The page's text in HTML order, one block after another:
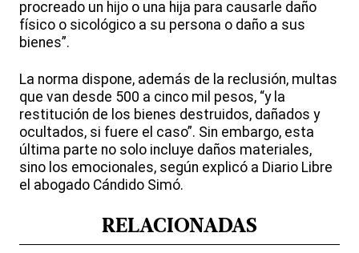
procreado un hijo o una hija para causarle daño
físico o sicológico a su persona o daño a sus
bienes”.
La norma dispone, además de la reclusión, multas
que van desde 500 a cinco mil pesos, “y la
restitución de los bienes destruidos, dañados y
ocultados, si fuere el caso”. Sin embargo, esta
última parte no solo incluye daños materiales,
sino los emocionales, según explicó a Diario Libre
el abogado Cándido Simó.
RELACIONADAS